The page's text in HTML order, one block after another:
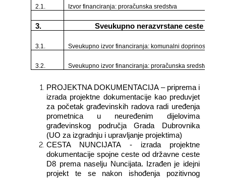
2.1. Izvor financiranja: proračunska sredstva
3. Sveukupno nerazvrstane ceste
3.1. Sveukupno izvor financiranja: komunalni doprinos
3.2. Sveukupno izvor financiranja: proračunska sredstva
PROJEKTNA DOKUMENTACIJA – priprema i
izrada projektne dokumentacije kao preduvjet
za početak građevinskih radova radi uređenja
prometnica u neuređenim dijelovima
građevinskog područja Grada Dubrovnika
(UO za izgradnju i upravljanje projektima)
CESTA NUNCIJATA - izrada projektne
dokumentacije spojne ceste od državne ceste
D8 prema naselju Nuncijata. Izrađen je idejni
projekt te se nakon ishođenja pozitivnog